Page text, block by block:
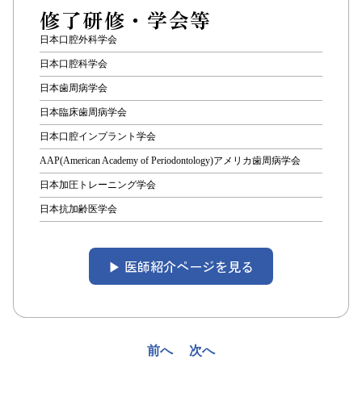
修了研修・学会等
日本口腔外科学会
日本口腔科学会
日本歯周病学会
日本臨床歯周病学会
日本口腔インプラント学会
AAP(American Academy of Periodontology)アメリカ歯周病学会
日本加圧トレーニング学会
日本抗加齢医学会
▶︎ 医師紹介ページを見る
前へ 次へ